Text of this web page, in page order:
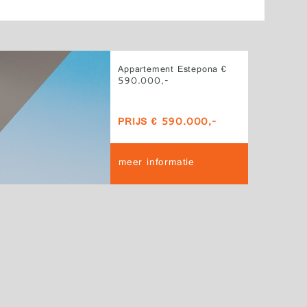
Appartement Estepona €
590.000,-
PRIJS € 590.000,-
meer informatie